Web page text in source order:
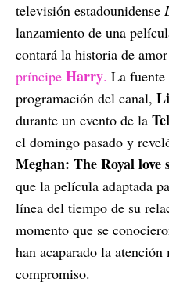
televisión estadounidense
lanzamiento de una
contará la historia de
príncipe Harry. La fuente
programación del canal,
durante un evento de la
el domingo pasado y
Meghan: The Royal love
que la película adaptada
línea del tiempo de su
momento que se
han acaparado la
compromiso.